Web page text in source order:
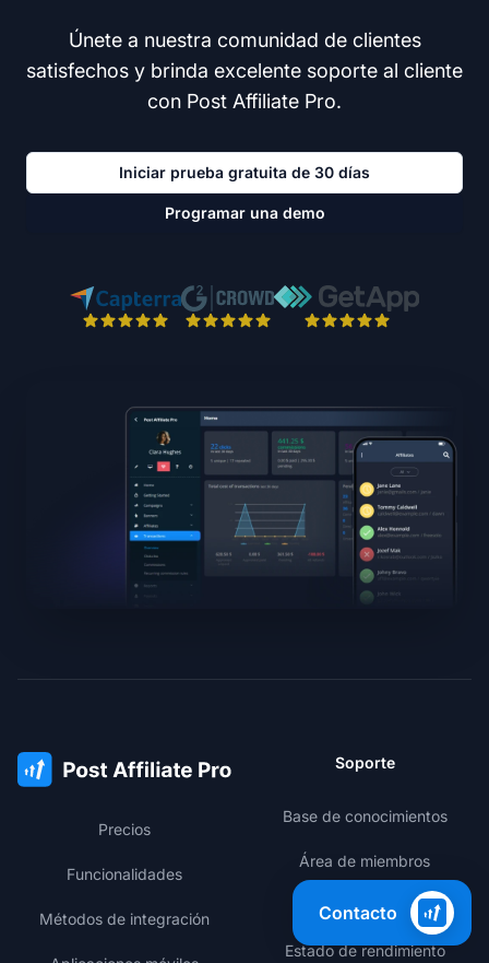
Únete a nuestra comunidad de clientes
satisfechos y brinda excelente soporte al cliente
con Post Affiliate Pro.
Iniciar prueba gratuita de 30 días
Programar una demo
Precios
Funcionalidades
Métodos de integración
Soporte
Base de conocimientos
Área de miembros
Registro de cambios
Estado de rendimiento
Contacto